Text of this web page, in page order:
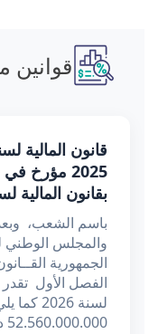
قوانين
بقانون المالية لسنة
باسم الشعب،
والمجلس الوطني
الجمهورية
الفصل الأول تقدر
لسنة
52.560.000.000 دينار - نفقات ميزانية الدولة :